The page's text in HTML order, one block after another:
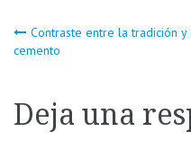
entradas
Contraste entre la tradición y
cemento
Deja una